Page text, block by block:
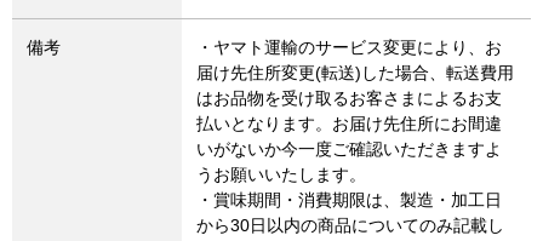
備考
・ヤマト運輸のサービス変更により、お
届け先住所変更(転送)した場合、転送費用
はお品物を受け取るお客さまによるお支
払いとなります。お届け先住所にお間違
いがないか今一度ご確認いただきますよ
うお願いいたします。
・賞味期間・消費期限は、製造・加工日
から30日以内の商品についてのみ記載し